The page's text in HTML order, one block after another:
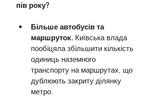
пів року?
Більше автобусів та
маршруток. Київська влада
пообіцяла збільшити кількість
одиниць наземного
транспорту на маршрутах, що
дублюють закриту ділянку
метро.